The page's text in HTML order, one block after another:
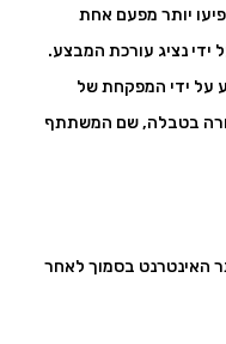
יותר מפעם אחת
על ידי המפקחת של
בטבלה, שם המשתתף
האינטרנט בסמוך לאחר